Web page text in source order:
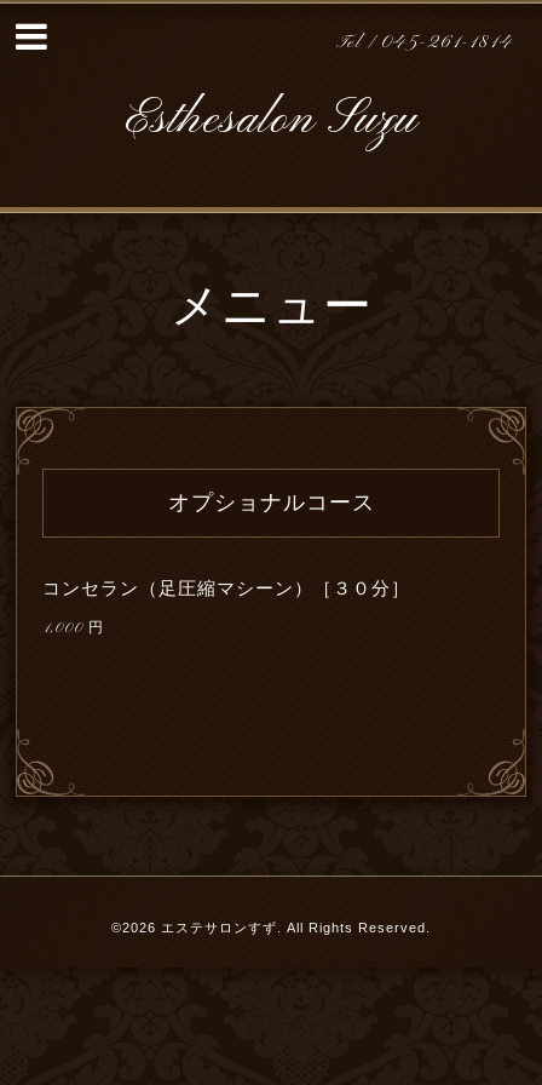
Tel / 045-261-1814
Esthesalon Suzu
メニュー
オプショナルコース
コンセラン（足圧縮マシーン）［３０分］
1,000 円
©2026 エステサロンすず . All Rights Reserved.